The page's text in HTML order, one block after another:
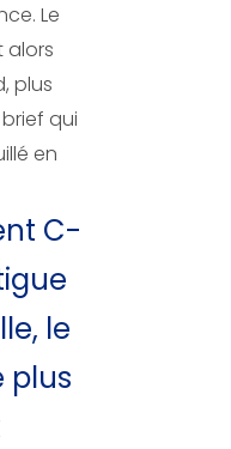
Le
alors
plus
qui
en
C-
le
plus